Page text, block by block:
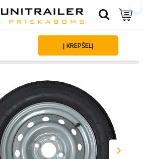
Ratai ratlankiai padangos Priekabų ratai
Į KREPŠELĮ